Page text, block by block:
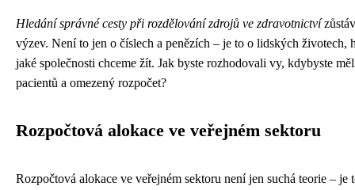
Hledání správné cesty při rozdělování zdrojů ve zdravotnictví
výzev. Není to jen o číslech a penězích – je to o lidských životech,
jaké společnosti chceme žít. Jak byste rozhodovali vy, kdybyste
pacientů a omezený rozpočet?
Rozpočtová alokace ve veřejném sektoru
Rozpočtová alokace ve veřejném sektoru není jen suchá teorie – je